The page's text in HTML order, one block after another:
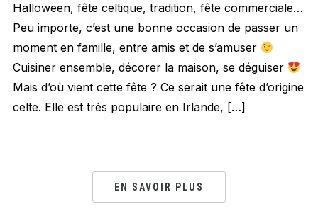
Halloween, fête celtique, tradition, fête commerciale…
Peu importe, c’est une bonne occasion de passer un
moment en famille, entre amis et de s’amuser
Cuisiner ensemble, décorer la maison, se déguiser
Mais d’où vient cette fête ? Ce serait une fête d’origine
celte. Elle est très populaire en Irlande, […]
EN SAVOIR PLUS